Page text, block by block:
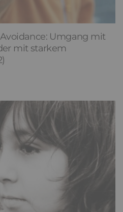
Umgang mit
mit starkem